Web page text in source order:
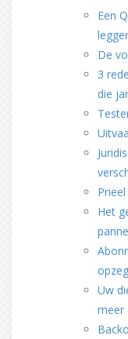
Een
De
3
die
Het
Uw
meer